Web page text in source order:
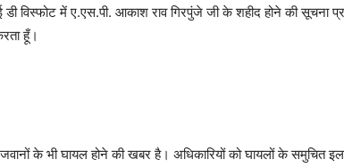
विस्फोट में ए.एस.पी. आकाश राव गिरपुंजे जी के शहीद होने की सूचना
हूँ।
के भी घायल होने की खबर है। अधिकारियों को घायलों के समुचित